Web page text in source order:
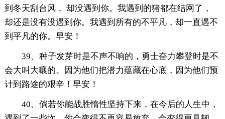
到冬天刮台风， 却没遇到你。我遇到的猪都在结网了，
却还是没有没遇到你。我遇到所有的不平凡，却一直遇不
到平凡的你。早安！
39、种子发芽时是不声不响的，勇士奋力攀登时是不
会大叫大嚷的。因为他们把潜力蕴藏在心底，因为他们预
计到路途的艰辛！早安！
40、倘若你能战胜惰性坚持下来，在今后的人生中，